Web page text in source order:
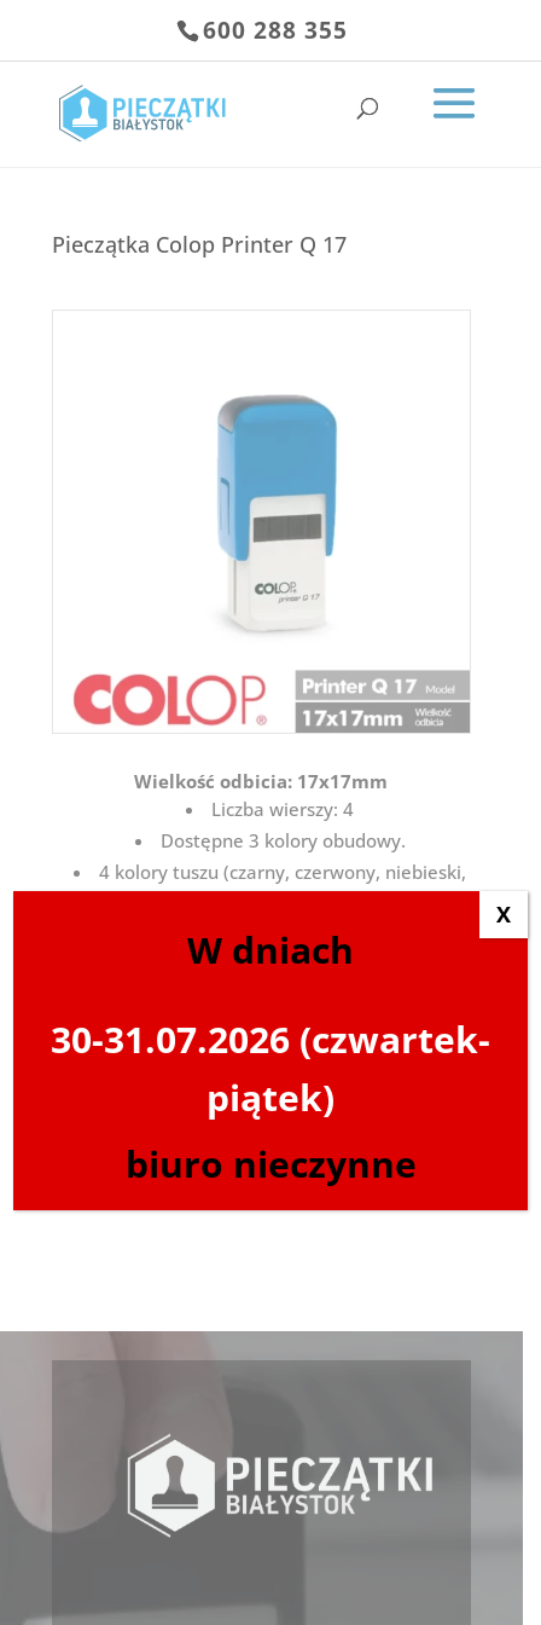
600 288 355
Pieczątka Colop Printer Q 17
Wielkość odbicia: 17x17mm
Liczba wierszy: 4
Dostępne 3 kolory obudowy.
4 kolory tuszu (czarny, czerwony, niebieski,
Powrót
W dniach
30-31.07.2026 (czwartek-
piątek)
biuro nieczynne
X